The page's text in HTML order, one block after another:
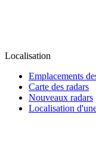
Localisation
Emplacements
Carte des radars
Nouveaux radars
Localisation